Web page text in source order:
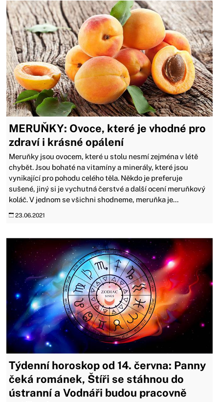
MERUŇKY: Ovoce, které je vhodné pro
zdraví i krásné opálení
Meruňky jsou ovocem, které u stolu nesmí zejména v létě
chybět. Jsou bohaté na vitamíny a minerály, které jsou
vynikající pro pohodu celého těla. Někdo je preferuje
sušené, jiný si je vychutná čerstvé a další ocení meruňkový
koláč. V jednom se všichni shodneme, meruňka je...
23.06.2021
Týdenní horoskop od 14. června: Panny
čeká románek, Štíři se stáhnou do
ústranní a Vodnáři budou pracovně